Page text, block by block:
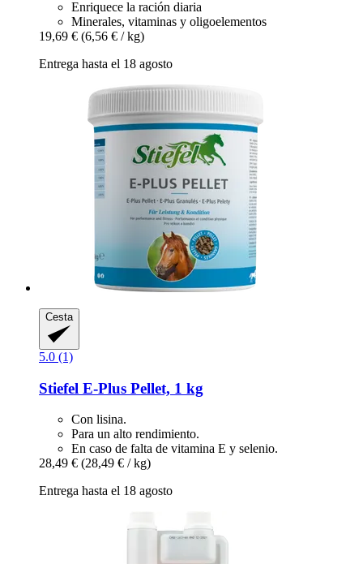
Enriquece la ración diaria
Minerales, vitaminas y oligoelementos
19,69 € (6,56 € / kg)
Entrega hasta el 18 agosto
Cesta
5.0 (1)
Stiefel E-​Plus Pellet, 1 kg
Con lisina.
Para un alto rendimiento.
En caso de falta de vitamina E y selenio.
28,49 € (28,49 € / kg)
Entrega hasta el 18 agosto